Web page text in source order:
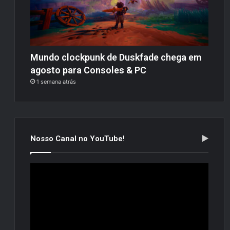
Mundo clockpunk de Duskfade chega em
agosto para Consoles & PC
1 semana atrás
Nosso Canal no YouTube!